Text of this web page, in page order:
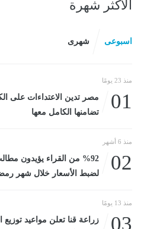
الأكثر شهرة
اسبوعى شهرى
منذ 23 يومًا
01
مصر تدين الاعتداءات على
تضامنها الكامل معها
منذ 6 أشهر
02
%92 من القراء يؤيدون
لضبط الأسعار خلال شهر
منذ 13 يومًا
03
زراعة قنا تعلن مواعيد